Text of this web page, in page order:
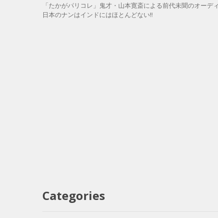
「たかがパリコレ」鬼才・山本寛斎による前代未聞のオー
日本のナンはインドにはほとんどない!!
Categories